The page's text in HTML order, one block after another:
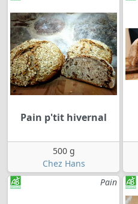
Pain p'tit hivernal
500 g
Chez Hans
Pain